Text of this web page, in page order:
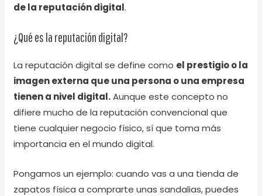
de la reputación digital.
¿Qué es la reputación digital?
La reputación digital se define como el prestigio o la
imagen externa que una persona o una empresa
tienen a nivel digital.Aunque este concepto no
difiere mucho de la reputación convencional que
tiene cualquier negocio físico, sí que toma más
importancia en el mundo digital.
Pongamos un ejemplo: cuando vas a una tienda de
zapatos física a comprarte unas sandalias, puedes